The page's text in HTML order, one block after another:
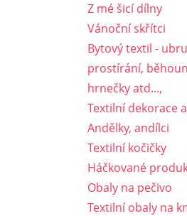
Z mé šicí dílny
Vánoční skřítci
Bytový textil -
prostírání,
hrnečky atd...,
Textilní dekorace
Andělky, andílci
Textilní kočičky
Háčkované
Obaly na pečivo
Textilní obaly na